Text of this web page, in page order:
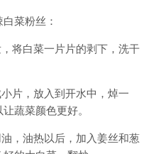
菜粉丝：
白菜一片片的剥下，洗干
，放入到开水中，焯一
蔬菜颜色更好。
油热以后，加入姜丝和葱